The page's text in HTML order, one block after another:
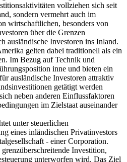
vollziehen sich seit
sondern vermehrt auch im
wirtschaftlichen, besonders von
über die Grenzen
ausländische Investoren ins Inland.
gelten dabei traditionell als ein
Im Bezug auf Technik und
inne und bieten ein
ausländische Investoren attraktiv
getätigt werden
neben anderen Einflussfaktoren
im Zielstaat auseinander
unter steuerlichen
eines inländischen Privatinvestors
- einer Corporation.
Investition,
unterworfen wird. Das Ziel